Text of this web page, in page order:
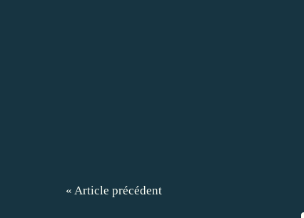
« Article précédent